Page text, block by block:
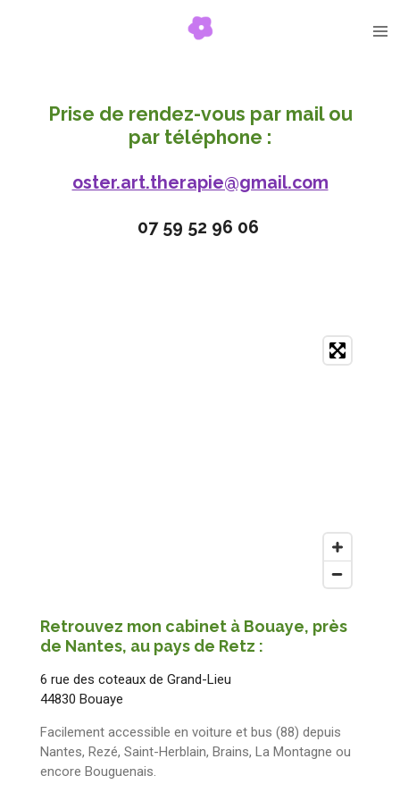
Prise de rendez-vous par mail ou
par téléphone :
oster.art.therapie@gmail.com
07 59 52 96 06
Retrouvez mon cabinet à Bouaye, près
de Nantes, au pays de Retz :
6 rue des coteaux de Grand-Lieu
44830 Bouaye
Facilement accessible en voiture et bus (88) depuis
Nantes, Rezé, Saint-Herblain, Brains, La Montagne ou
encore Bouguenais.